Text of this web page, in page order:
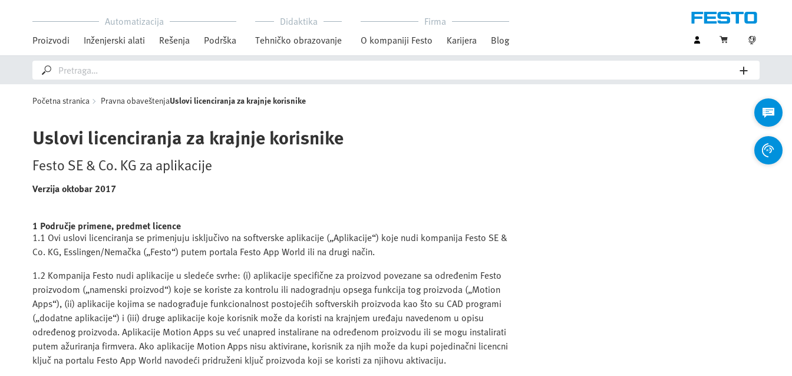
Automatizacija
Proizvodi
Inženjerski alati Rešenja Podrška
Didaktika
Tehničko obrazovanje
Firma
O kompaniji Festo
Karijera Blog
Početna stranica Pravna obaveštenjaUslovi licenciranja za krajnje korisnike
Uslovi licenciranja za krajnje korisnike
Festo SE & Co. KG za aplikacije
Verzija oktobar 2017
1 Područje primene, predmet licence
1.1 Ovi uslovi licenciranja se primenjuju isključivo na softverske aplikacije („Aplikacije“) koje nudi kompanija Festo SE &
Co. KG, Esslingen/Nemačka („Festo“) putem portala Festo App World ili na drugi način.
1.2 Kompanija Festo nudi aplikacije u sledeće svrhe: (i) aplikacije specifične za proizvod povezane sa određenim Festo
proizvodom („namenski proizvod“) koje se koriste za kontrolu ili nadogradnju opsega funkcija tog proizvoda („Motion
Apps“), (ii) aplikacije kojima se nadograđuje funkcionalnost postojećih softverskih proizvoda kao što su CAD programi
(„dodatne aplikacije“) i (iii) druge aplikacije koje korisnik može da koristi na krajnjem uređaju navedenom u opisu
određenog proizvoda. Aplikacije Motion Apps su već unapred instalirane na određenom proizvodu ili se mogu instalirati
putem ažuriranja firmvera. Ako aplikacije Motion Apps nisu aktivirane, korisnik za njih može da kupi pojedinačni licencni
ključ na portalu Festo App World navodeći pridruženi ključ proizvoda koji se koristi za njihovu aktivaciju.